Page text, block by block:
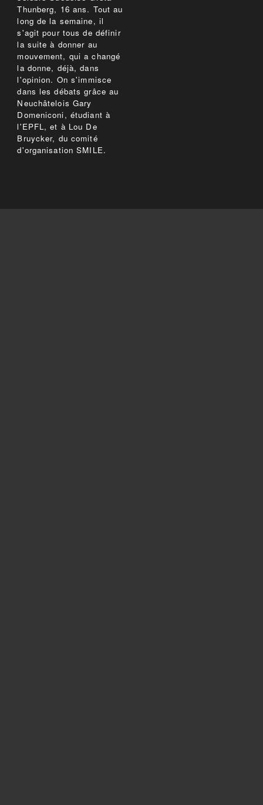
Thunberg, 16 ans. Tout au
long de la semaine, il
s'agit pour tous de définir
la suite à donner au
mouvement, qui a changé
la donne, déjà, dans
l'opinion. On s'immisce
dans les débats grâce au
Neuchâtelois Gary
Domeniconi, étudiant à
l'EPFL, et à Lou De
Bruycker, du comité
d'organisation SMILE.